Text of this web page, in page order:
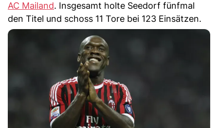
AC Mailand. Insgesamt holte Seedorf fünfmal
den Titel und schoss 11 Tore bei 123 Einsätzen.